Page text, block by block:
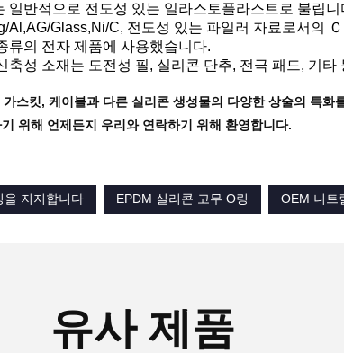
일반적으로 전도성 있는 일라스토플라스트로 불립
Al,AG/Glass,Ni/C, 전도성 있는 파일러 자료로서의
류의 전자 제품에 사용했습니다.
축성 소재는 도전성 필, 실리콘 단추, 전극 패드, 기
스킷, 케이블과 다른 실리콘 생성물의 다양한 상술의 특화
위해 언제든지 우리와 연락하기 위해 환영합니다.
을 지지합니다
EPDM 실리콘 고무 O링 OEM 니트
유사 제품